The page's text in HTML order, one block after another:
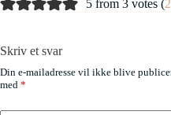
5 from 3 votes (
Skriv et svar
Din e-mailadresse vil ikke blive
med *